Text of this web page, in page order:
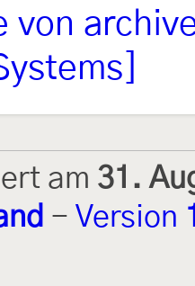
von
am 31.
- Version